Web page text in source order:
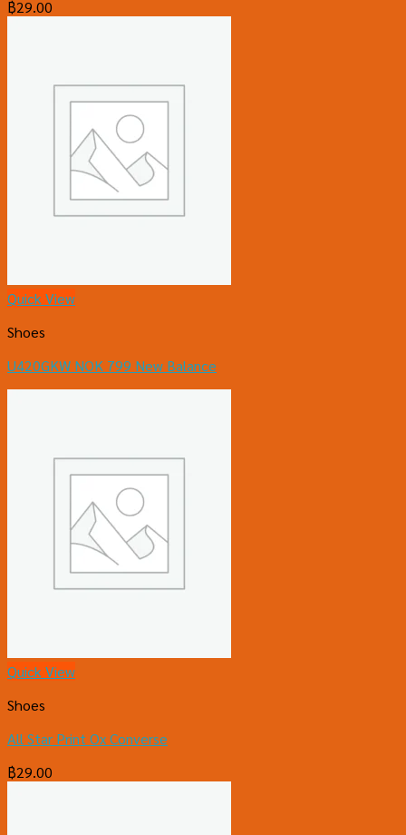
฿29.00
Quick View
Shoes
U420GKW NOK 799 New Balance
Quick View
Shoes
All Star Print Ox Converse
฿29.00